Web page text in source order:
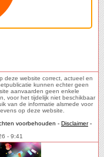
deze website correct, actueel en
kunnen echter geen
aanvaarden geen enkele
voor het tijdelijk niet beschikbaar
van de informatie alsmede voor
op deze website.
voorbehouden - Disclaimer-
- 9:41